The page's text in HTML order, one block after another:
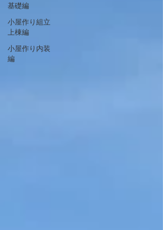
基礎編
小屋作り組立
上棟編
小屋作り内装
編